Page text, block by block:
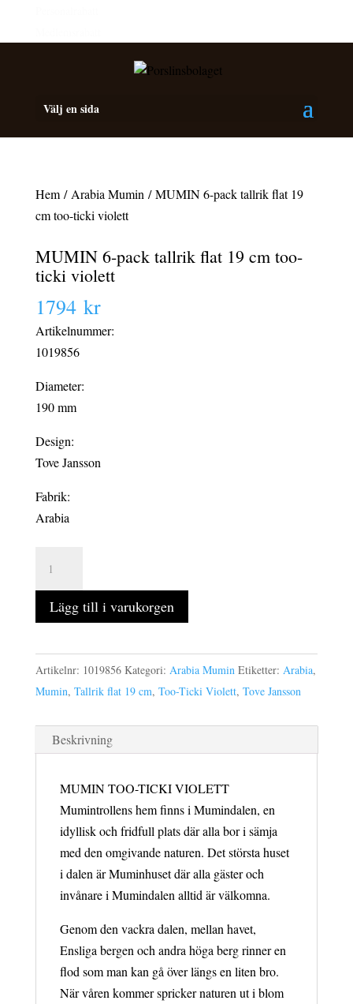
Välj en sida
Hem/ Arabia Mumin / MUMIN 6-pack tallrik flat 19
cm too-ticki violett
MUMIN 6-pack tallrik flat 19 cm too-
ticki violett
1794 kr
Artikelnummer:
1019856
Diameter:
190 mm
Design:
Tove Jansson
Fabrik:
Arabia
pack
tallrik
19
cm
ticki
violett
Lägg till i varukorgen
Artikelnr: 1019856 Kategori: Arabia Mumin Etiketter: Arabia,
Mumin, Tallrik flat 19 cm, Too-Ticki Violett, Tove Jansson
Beskrivning
MUMIN TOO-TICKI VIOLETT
Mumintrollens hem finns i Mumindalen, en
idyllisk och fridfull plats där alla bor i sämja
med den omgivande naturen. Det största huset
i dalen är Muminhuset där alla gäster och
invånare i Mumindalen alltid är välkomna.
Genom den vackra dalen, mellan havet,
Ensliga bergen och andra höga berg rinner en
flod som man kan gå över längs en liten bro.
När våren kommer spricker naturen ut i blom